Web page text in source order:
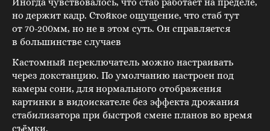
но держит кадр. Стойкое ощущение, что стаб тут
от 70-200мм, но не в этом суть. Он справляется
в большинстве случаев
Кастомный переключатель можно настраивать
через докстанцию. По умолчанию настроен под
камеры сони, для нормального отображения
картинки в видоискателе без эффекта дрожания
стабилизатора при быстрой смене планов во время
съёмки.